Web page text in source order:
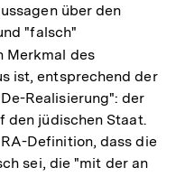
über den
"falsch"
Merkmal des
ist, entsprechend der
Realisierung": der
den jüdischen Staat.
Definition, dass die
sei, die "mit der an